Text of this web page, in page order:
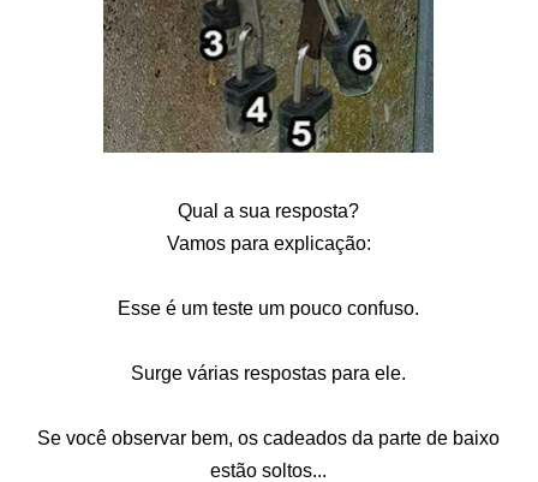
Qual a sua resposta?
Vamos para explicação:
Esse é um teste um pouco confuso.
Surge várias respostas para ele.
Se você observar bem, os cadeados da parte de baixo
estão soltos...